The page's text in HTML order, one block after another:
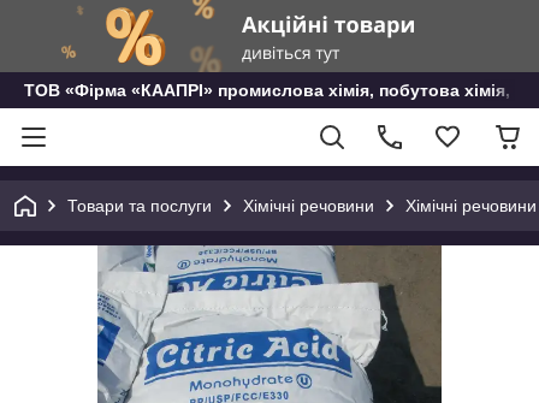
ТОВ «Фірма «КААПРІ» промислова хімія, побутова хімія,
Товари та послуги Хімічні речовини Хімічні